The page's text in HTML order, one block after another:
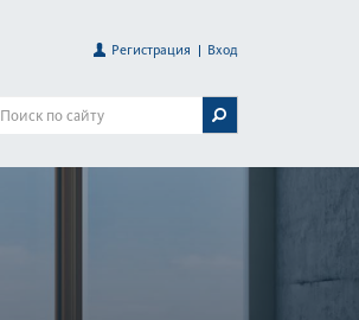
Регистрация Вход